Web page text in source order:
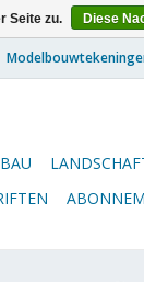
Seite zu. Diese